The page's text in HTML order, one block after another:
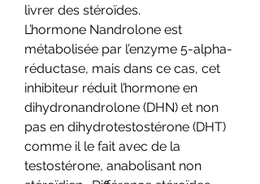
livrer des stéroïdes.
L’hormone Nandrolone est
métabolisée par l’enzyme 5-alpha-
réductase, mais dans ce cas, cet
inhibiteur réduit l’hormone en
dihydronandrolone (DHN) et non
pas en dihydrotestostérone (DHT)
comme il le fait avec de la
testostérone, anabolisant non